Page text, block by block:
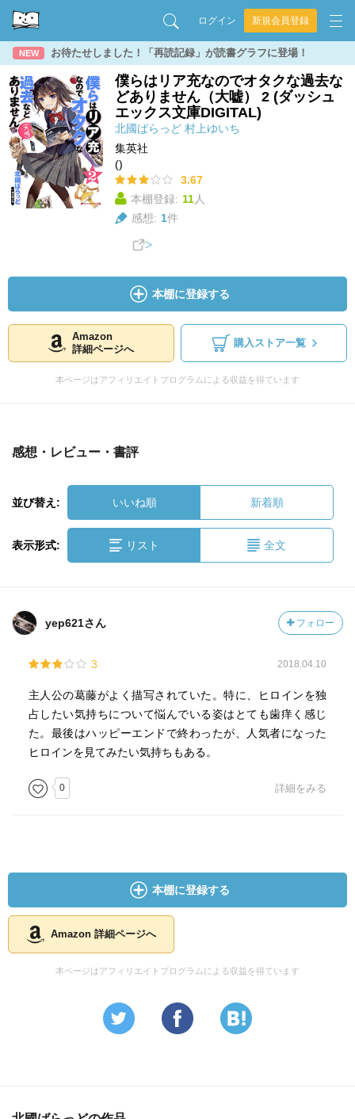
ログイン 新規会員登録
NEW お待たせしました！「再読記録」が読書グラフに登場！
僕らはリア充なのでオタクな過去な
どありません（大嘘） 2 (ダッシュ
エックス文庫DIGITAL)
北國ばらっど 村上ゆいち
集英社
()
3.67
本棚登録: 11人
感想: 1件
本棚に登録する
Amazon
詳細ページへ
購入ストア一覧
本ページはアフィリエイトプログラムによる収益を得ています
感想・レビュー・書評
並び替え: いいね順 新着順
表示形式: リスト 全文
yep621さん フォロー
3 2018.04.10
主人公の葛藤がよく描写されていた。特に、ヒロインを独
占したい気持ちについて悩んでいる姿はとても歯痒く感じ
た。最後はハッピーエンドで終わったが、人気者になった
ヒロインを見てみたい気持ちもある。
0 詳細をみる
本棚に登録する
Amazon 詳細ページへ
本ページはアフィリエイトプログラムによる収益を得ています